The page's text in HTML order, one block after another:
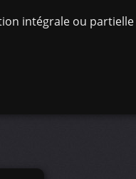
intégrale ou